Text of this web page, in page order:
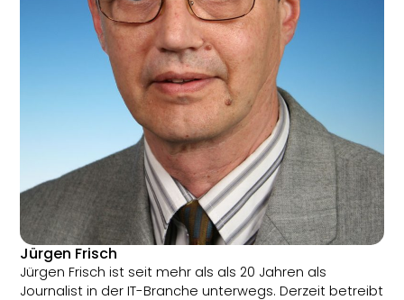
Jürgen Frisch
Jürgen Frisch ist seit mehr als als 20 Jahren als
Journalist in der IT-Branche unterwegs. Derzeit betreibt